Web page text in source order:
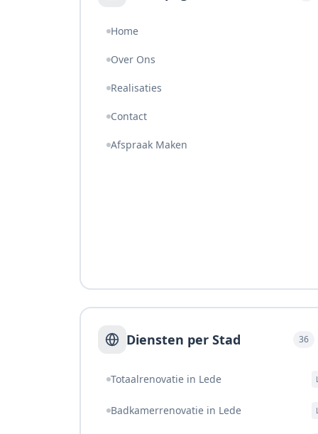
Home
Over Ons
Realisaties
Contact
Afspraak Maken
Diensten per Stad 36
Totaalrenovatie in Lede
Badkamerrenovatie in Lede